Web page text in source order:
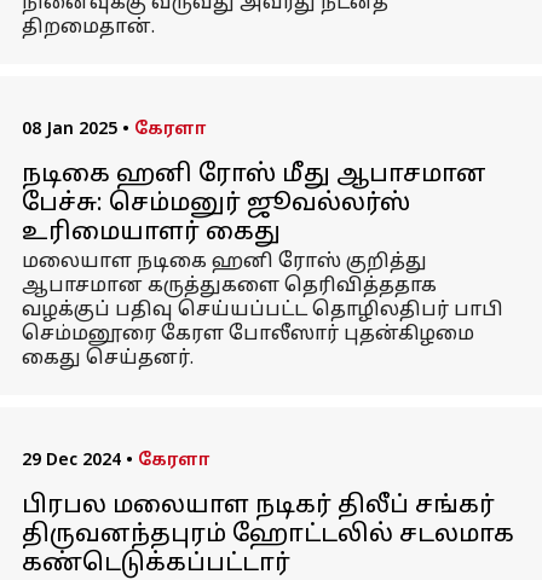
திறமைதான்.
08 Jan 2025 • கேரளா
நடிகை ஹனி ரோஸ் மீது ஆபாசமான
பேச்சு: செம்மனுர் ஜூவல்லர்ஸ்
உரிமையாளர் கைது
மலையாள நடிகை ஹனி ரோஸ் குறித்து
ஆபாசமான கருத்துகளை தெரிவித்ததாக
வழக்குப் பதிவு செய்யப்பட்ட தொழிலதிபர் பாபி
செம்மனூரை கேரள போலீஸார் புதன்கிழமை
கைது செய்தனர்.
29 Dec 2024 • கேரளா
பிரபல மலையாள நடிகர் திலீப் சங்கர்
திருவனந்தபுரம் ஹோட்டலில் சடலமாக
கண்டெடுக்கப்பட்டார்